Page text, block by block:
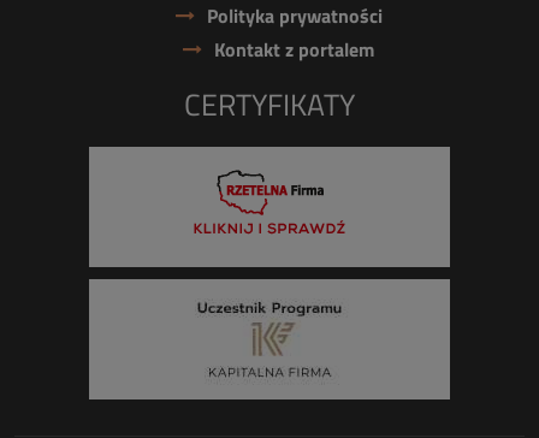
Polityka prywatności
Kontakt z portalem
CERTYFIKATY